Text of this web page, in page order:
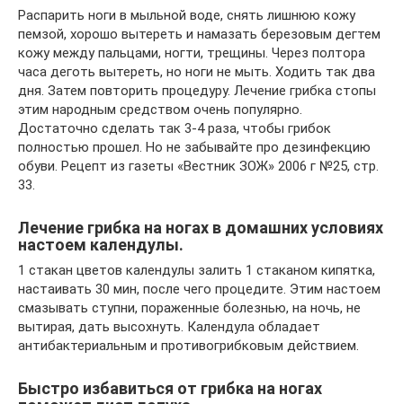
Распарить ноги в мыльной воде, снять лишнюю кожу
пемзой, хорошо вытереть и намазать березовым дегтем
кожу между пальцами, ногти, трещины. Через полтора
часа деготь вытереть, но ноги не мыть. Ходить так два
дня. Затем повторить процедуру. Лечение грибка стопы
этим народным средством очень популярно.
Достаточно сделать так 3-4 раза, чтобы грибок
полностью прошел. Но не забывайте про дезинфекцию
обуви. Рецепт из газеты «Вестник ЗОЖ» 2006 г №25, стр.
33.
Лечение грибка на ногах в домашних условиях
настоем календулы.
1 стакан цветов календулы залить 1 стаканом кипятка,
настаивать 30 мин, после чего процедите. Этим настоем
смазывать ступни, пораженные болезнью, на ночь, не
вытирая, дать высохнуть. Календула обладает
антибактериальным и противогрибковым действием.
Быстро избавиться от грибка на ногах